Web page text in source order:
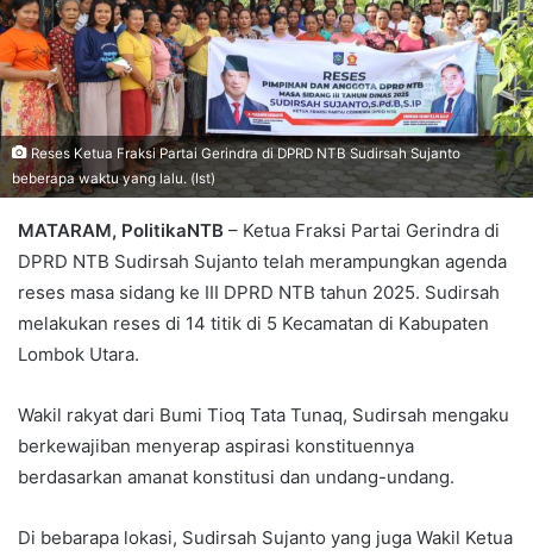
Reses Ketua Fraksi Partai Gerindra di DPRD NTB Sudirsah Sujanto
beberapa waktu yang lalu. (Ist)
MATARAM, PolitikaNTB – Ketua Fraksi Partai Gerindra di
DPRD NTB Sudirsah Sujanto telah merampungkan agenda
reses masa sidang ke III DPRD NTB tahun 2025. Sudirsah
melakukan reses di 14 titik di 5 Kecamatan di Kabupaten
Lombok Utara.
Wakil rakyat dari Bumi Tioq Tata Tunaq, Sudirsah mengaku
berkewajiban menyerap aspirasi konstituennya
berdasarkan amanat konstitusi dan undang-undang.
Di bebarapa lokasi, Sudirsah Sujanto yang juga Wakil Ketua